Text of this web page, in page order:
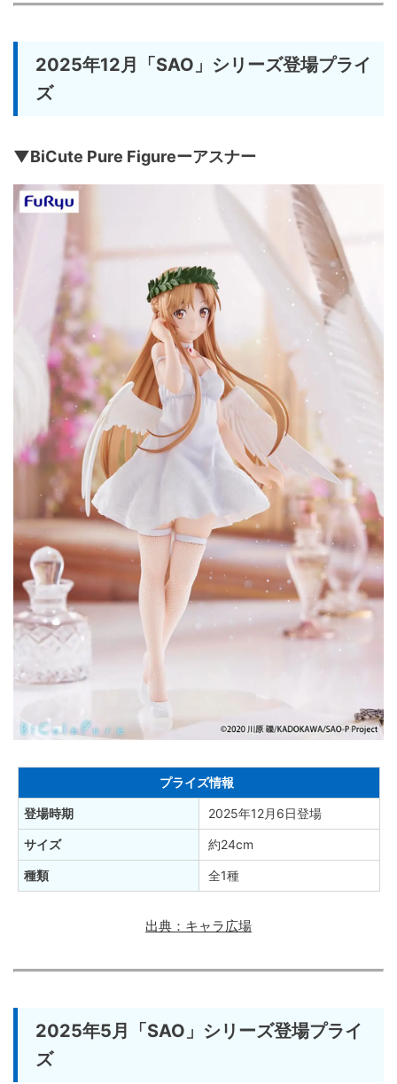
2025年12月「SAO」シリーズ登場プライ
ズ
▼BiCute Pure Figureーアスナー
プライズ情報
登場時期 2025年12月6日登場
サイズ 約24cm
種類 全1種
出典：キャラ広場
2025年5月「SAO」シリーズ登場プライ
ズ